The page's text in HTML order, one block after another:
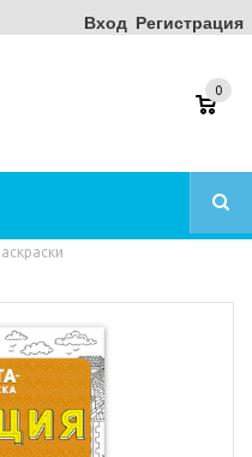
Вход Регистрация
0